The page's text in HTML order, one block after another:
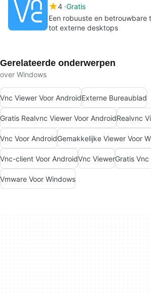
4 Gratis
Een robuuste en betrouwbare
tot externe desktops
Gerelateerde onderwerpen
over Windows
Vnc Viewer Voor AndroidExterne Bureaublad
Gratis Realvnc Viewer Voor AndroidRealvnc
Vnc Voor AndroidGemakkelijke Viewer Voor
Vnc-client Voor AndroidVnc ViewerGratis
Vmware Voor Windows